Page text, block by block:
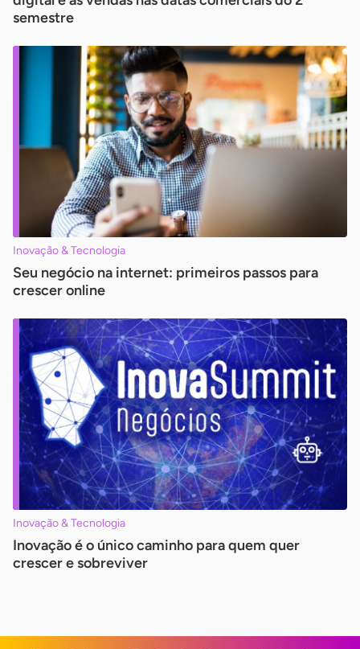
semestre
Inovação & Tecnologia
Seu negócio na internet: primeiros passos para
crescer online
Inovação & Tecnologia
Inovação é o único caminho para quem quer
crescer e sobreviver